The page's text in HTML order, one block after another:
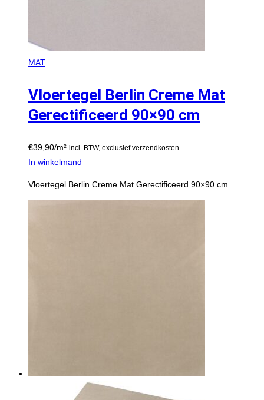
MAT
Vloertegel Berlin Creme Mat
Gerectificeerd 90×90 cm
€39,90/m² incl. BTW, exclusief verzendkosten
In winkelmand
Vloertegel Berlin Creme Mat Gerectificeerd 90×90 cm